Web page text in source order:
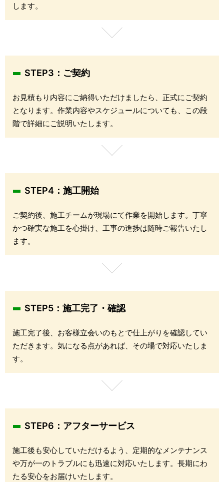
します。
STEP3：ご契約
お見積もり内容にご納得いただけましたら、正式にご契約
となります。作業内容やスケジュールについても、この段
階で詳細にご説明いたします。
STEP4：施工開始
ご契約後、施工チームが現場にて作業を開始します。丁寧
かつ確実な施工を心掛け、工事の進捗は随時ご報告いたし
ます。
STEP5：施工完了・確認
施工完了後、お客様立会いのもとで仕上がりを確認してい
ただきます。気になる点があれば、その場で対応いたしま
す。
STEP6：アフターサービス
施工後も安心していただけるよう、定期的なメンテナンス
や万が一のトラブルにも迅速に対応いたします。長期にわ
たる安心をお届けいたします。